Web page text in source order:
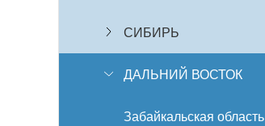
СИБИРЬ
ДАЛЬНИЙ ВОСТОК
Забайкальская область